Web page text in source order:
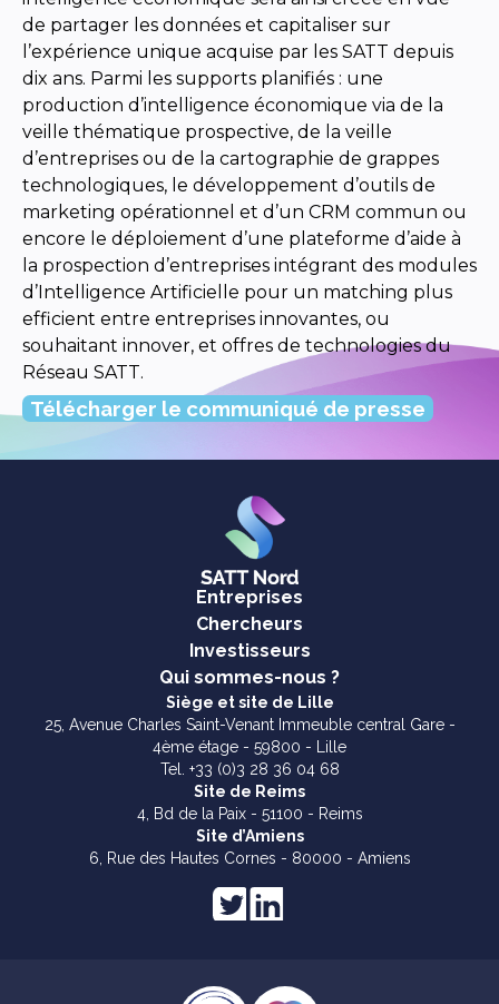
de partager les données et capitaliser sur
l’expérience unique acquise par les SATT depuis
dix ans. Parmi les supports planifiés : une
production d’intelligence économique via de la
veille thématique prospective, de la veille
d’entreprises ou de la cartographie de grappes
technologiques, le développement d’outils de
marketing opérationnel et d’un CRM commun ou
encore le déploiement d’une plateforme d’aide à
la prospection d’entreprises intégrant des modules
d’Intelligence Artificielle pour un matching plus
efficient entre entreprises innovantes, ou
souhaitant innover, et offres de technologies du
Réseau SATT.
Télécharger le communiqué de presse
Entreprises
Chercheurs
Investisseurs
Qui sommes-nous ?
Siège et site de Lille
25, Avenue Charles Saint-Venant Immeuble central Gare -
4ème étage - 59800 - Lille
Tel. +33 (0)3 28 36 04 68
Site de Reims
4, Bd de la Paix - 51100 - Reims
Site d’Amiens
6, Rue des Hautes Cornes - 80000 - Amiens